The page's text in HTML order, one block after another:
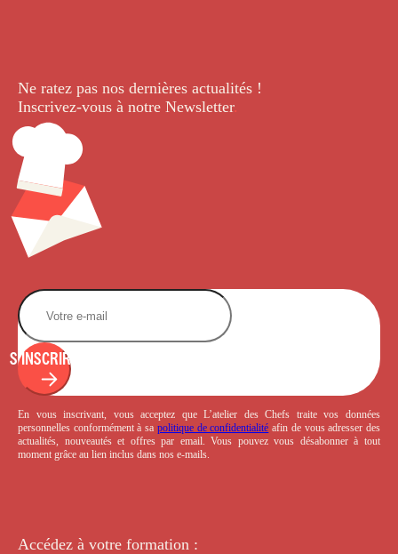
Ne ratez pas nos dernières actualités !
Inscrivez-vous à notre Newsletter.
S'INSCRIRE
En vous inscrivant, vous acceptez que L’atelier des Chefs traite vos données
personnelles conformément à sa politique de confidentialité afin de vous adresser des
actualités, nouveautés et offres par email. Vous pouvez vous désabonner à tout
moment grâce au lien inclus dans nos e-mails.
Accédez à votre formation :